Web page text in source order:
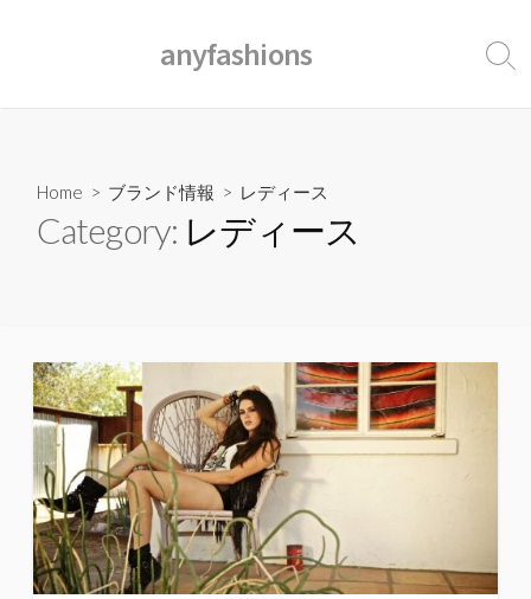
ン
anyfashions
検
Home > ブランド情報 > レディース
Category: レディース